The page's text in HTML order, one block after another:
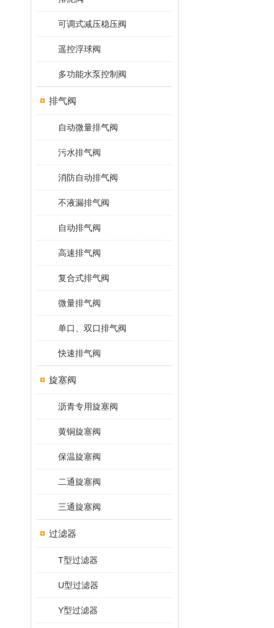
可调式减压稳压阀
遥控浮球阀
多功能水泵控制阀
排气阀
自动微量排气阀
污水排气阀
消防自动排气阀
不液漏排气阀
自动排气阀
高速排气阀
复合式排气阀
微量排气阀
单口、双口排气阀
快速排气阀
旋塞阀
沥青专用旋塞阀
黄铜旋塞阀
保温旋塞阀
二通旋塞阀
三通旋塞阀
过滤器
T型过滤器
U型过滤器
Y型过滤器